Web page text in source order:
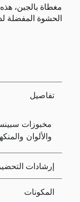
مغطاة بالجبن،
الحشوة المفضلة
تفاصيل
مخبوزات
والألوان
إرشادات التحضير
المكونات